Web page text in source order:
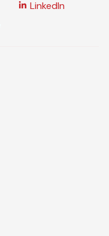
LinkedIn